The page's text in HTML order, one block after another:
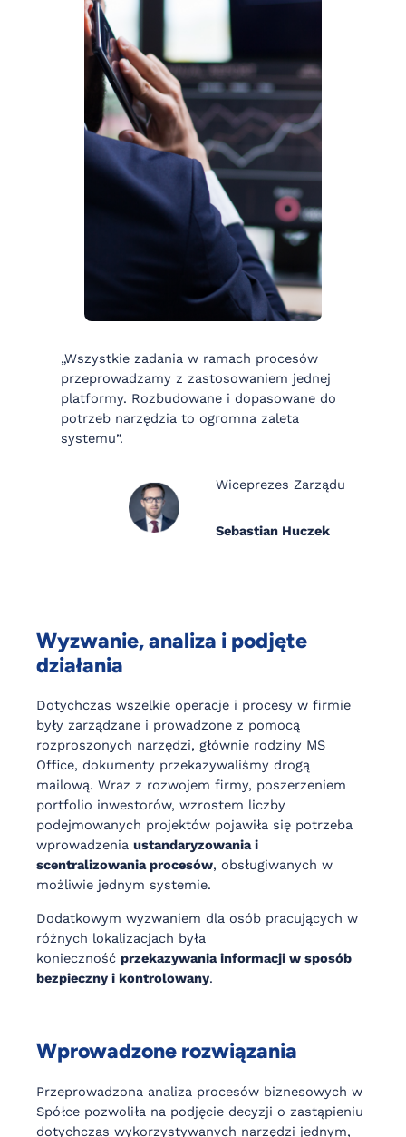
„Wszystkie zadania w ramach procesów
przeprowadzamy z zastosowaniem jednej
platformy. Rozbudowane i dopasowane do
potrzeb narzędzia to ogromna zaleta
systemu”.
Wiceprezes Zarządu
Sebastian Huczek
Wyzwanie, analiza i podjęte
działania
Dotychczas wszelkie operacje i procesy w firmie
były zarządzane i prowadzone z pomocą
rozproszonych narzędzi, głównie rodziny MS
Office, dokumenty przekazywaliśmy drogą
mailową. Wraz z rozwojem firmy, poszerzeniem
portfolio inwestorów, wzrostem liczby
podejmowanych projektów pojawiła się potrzeba
wprowadzenia ustandaryzowania i
scentralizowania procesów, obsługiwanych w
możliwie jednym systemie.
Dodatkowym wyzwaniem dla osób pracujących w
różnych lokalizacjach była
konieczność przekazywania informacji w sposób
bezpieczny i kontrolowany.
Wprowadzone rozwiązania
Przeprowadzona analiza procesów biznesowych w
Spółce pozwoliła na podjęcie decyzji o zastąpieniu
dotychczas wykorzystywanych narzędzi jednym,